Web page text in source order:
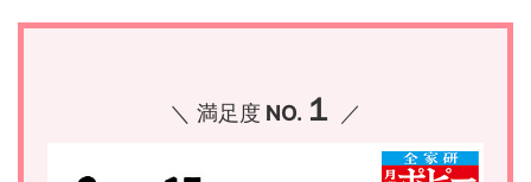
＼ 満足度 NO. １ ／